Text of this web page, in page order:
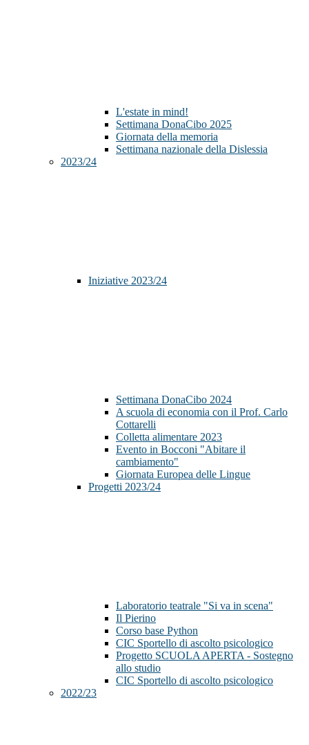
L'estate in mind!
Settimana DonaCibo 2025
Giornata della memoria
Settimana nazionale della Dislessia
2023/24
Iniziative 2023/24
Settimana DonaCibo 2024
A scuola di economia con il Prof. Carlo
Cottarelli
Colletta alimentare 2023
Evento in Bocconi "Abitare il
cambiamento"
Giornata Europea delle Lingue
Progetti 2023/24
Laboratorio teatrale "Si va in scena"
Il Pierino
Corso base Python
CIC Sportello di ascolto psicologico
Progetto SCUOLA APERTA - Sostegno
allo studio
CIC Sportello di ascolto psicologico
2022/23